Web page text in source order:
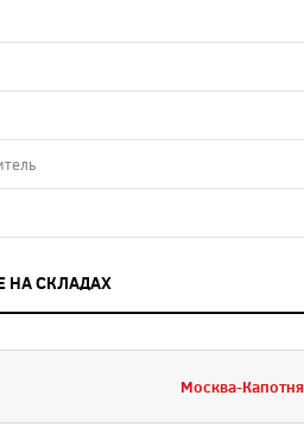
НА СКЛАДАХ
Москва-Капотня